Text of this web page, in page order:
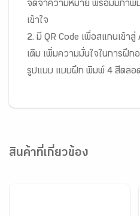
จดจำความหมาย พร้อมมีภาพ
เข้าใจ
2. มี QR Code เพื่อสแกนเข้า
เติม เพิ่มความมั่นใจในการฝึก
รูปแบบ แบบฝึก พิมพ์ 4 สีตลอ
สินค้าที่เกี่ยวข้อง